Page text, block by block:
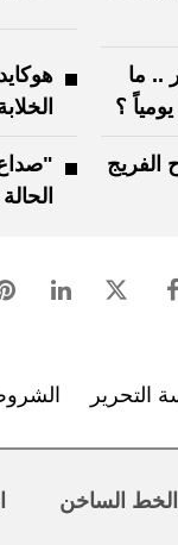
.. ما
؟
الفريج
التحرير
الخط الساخن